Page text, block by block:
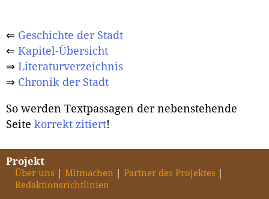
⇐ Geschichte der Stadt
⇐ Kapitel-Übersicht
⇒ Literaturverzeichnis
⇒ Chronik der Stadt
So werden Textpassagen der nebenstehende
Seite korrekt zitiert!
Projekt
Über uns Mitmachen
Partner des Projektes
Redaktionsrichtlinien